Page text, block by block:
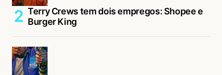
Terry Crews tem dois empregos: Shopee e
Burger King